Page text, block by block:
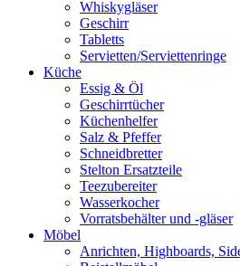
Whiskygläser
Geschirr
Tabletts
Servietten/Serviettenringe
Küche
Essig & Öl
Geschirrtücher
Küchenhelfer
Salz & Pfeffer
Schneidbretter
Stelton Ersatzteile
Teezubereiter
Wasserkocher
Vorratsbehälter und -gläser
Möbel
Anrichten, Highboards,